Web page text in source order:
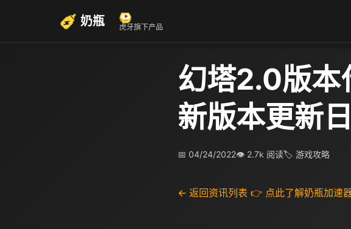
奶瓶 虎牙旗下产品
幻塔2.0版本
新版本更新
📅 04/24/2022👁 2.7k 阅读🏷 游戏攻略
← 返回资讯列表 👉 点此了解奶瓶加速